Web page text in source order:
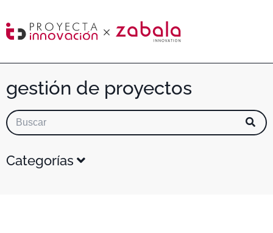
gestión de proyectos
Categorías